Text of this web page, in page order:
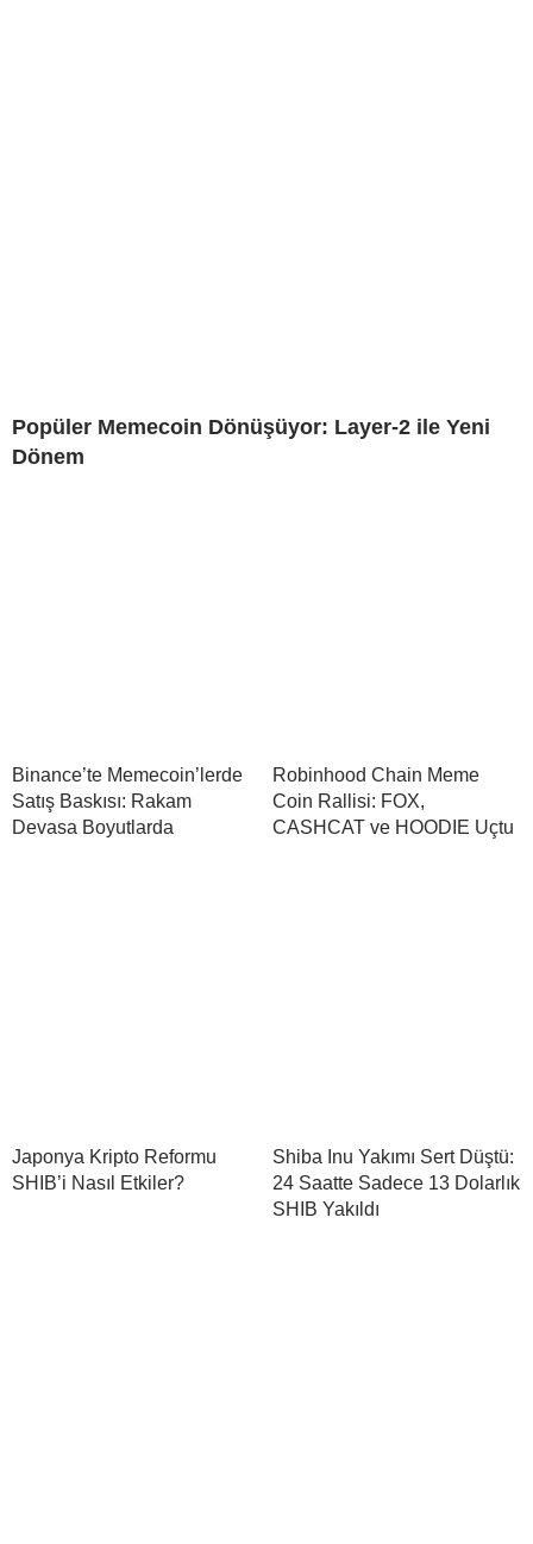
Popüler Memecoin Dönüşüyor: Layer-2 ile Yeni
Dönem
Binance’te Memecoin’lerde
Satış Baskısı: Rakam
Devasa Boyutlarda
Robinhood Chain Meme
Coin Rallisi: FOX,
CASHCAT ve HOODIE Uçtu
Japonya Kripto Reformu
SHIB’i Nasıl Etkiler?
Shiba Inu Yakımı Sert Düştü:
24 Saatte Sadece 13 Dolarlık
SHIB Yakıldı